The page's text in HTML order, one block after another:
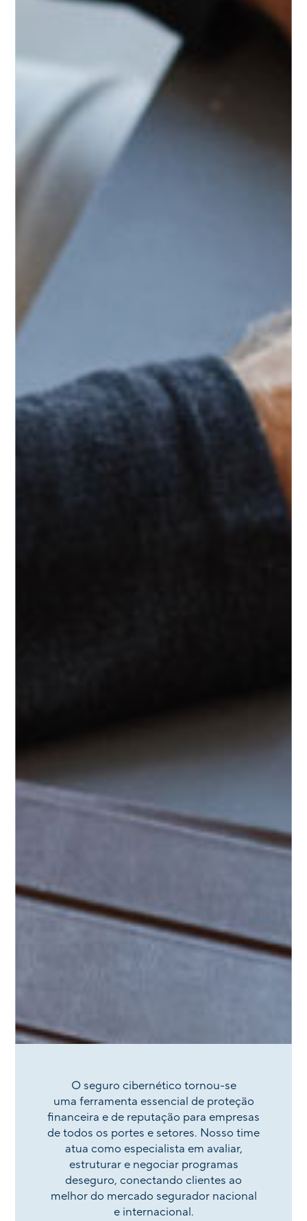
O seguro cibernético tornou-se
uma ferramenta essencial de proteção
financeira e de reputação para empresas
de todos os portes e setores. Nosso time
atua como especialista em avaliar,
estruturar e negociar programas
deseguro, conectando clientes ao
melhor do mercado segurador nacional
e internacional.